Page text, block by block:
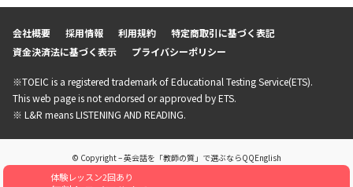
体験レッスン2回あり
会社概要 採用情報 利用規約
特定商取引に基づく表記
資金決済法に基づく表示
プライバシーポリシー
※TOEIC is a registered trademark of Educational Testing Service(ETS).
This web page is not endorsed or approved by ETS.
※ L&R means LISTENING AND READING.
© Copyright – 英会話を「教師の質」で選ぶならQQEnglish